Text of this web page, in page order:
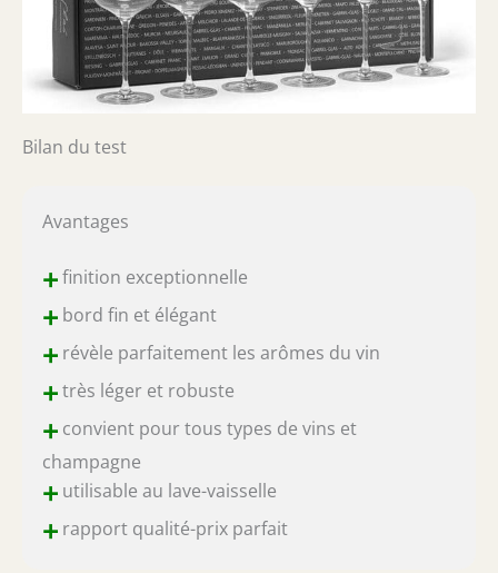
Bilan du test
Avantages
+finition exceptionnelle
+bord fin et élégant
+révèle parfaitement les arômes du vin
+très léger et robuste
+convient pour tous types de vins et
champagne
+utilisable au lave-vaisselle
+rapport qualité-prix parfait